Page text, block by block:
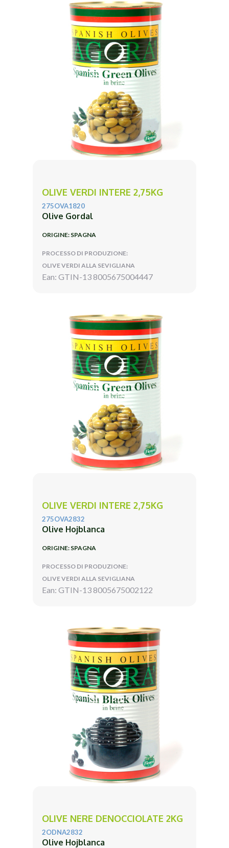
OLIVE VERDI INTERE 2,75KG
275OVA1820
Olive Gordal
ORIGINE: SPAGNA
PROCESSO DI PRODUZIONE:
OLIVE VERDI ALLA SEVIGLIANA
Ean: GTIN-13 8005675004447
OLIVE VERDI INTERE 2,75KG
275OVA2832
Olive Hojblanca
ORIGINE: SPAGNA
PROCESSO DI PRODUZIONE:
OLIVE VERDI ALLA SEVIGLIANA
Ean: GTIN-13 8005675002122
OLIVE NERE DENOCCIOLATE 2KG
2ODNA2832
Olive Hojblanca